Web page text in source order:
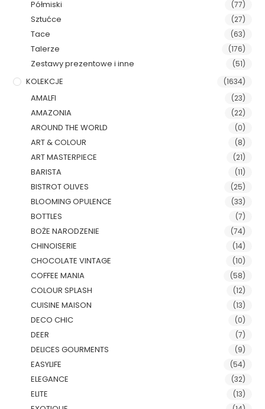
Półmiski (77)
Sztućce (27)
Tace (63)
Talerze (176)
Zestawy prezentowe i inne (51)
KOLEKCJE (1634)
AMALFI (23)
AMAZONIA (22)
AROUND THE WORLD (0)
ART & COLOUR (8)
ART MASTERPIECE (21)
BARISTA (11)
BISTROT OLIVES (25)
BLOOMING OPULENCE (33)
BOTTLES (7)
BOŻE NARODZENIE (74)
CHINOISERIE (14)
CHOCOLATE VINTAGE (10)
COFFEE MANIA (58)
COLOUR SPLASH (12)
CUISINE MAISON (13)
DECO CHIC (0)
DEER (7)
DELICES GOURMENTS (9)
EASYLIFE (54)
ELEGANCE (32)
ELITE (13)